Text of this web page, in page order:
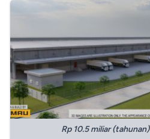
Rp 10.5 miliar (tahunan)